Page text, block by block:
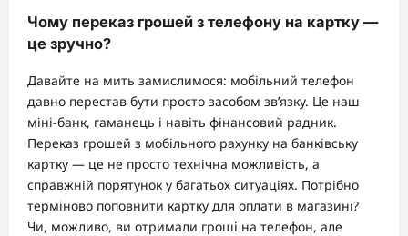
Чому переказ грошей з телефону на картку —
це зручно?
Давайте на мить замислимося: мобільний телефон
давно перестав бути просто засобом зв’язку. Це наш
міні-банк, гаманець і навіть фінансовий радник.
Переказ грошей з мобільного рахунку на банківську
картку — це не просто технічна можливість, а
справжній порятунок у багатьох ситуаціях. Потрібно
терміново поповнити картку для оплати в магазині?
Чи, можливо, ви отримали гроші на телефон, але